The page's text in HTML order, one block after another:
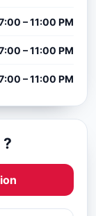
– 11:00 PM
– 11:00 PM
– 11:00 PM